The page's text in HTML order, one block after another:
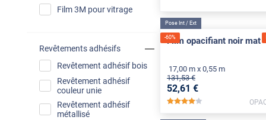
Film 3M pour vitrage
Revêtements adhésifs
Revêtement adhésif bois
Revêtement adhésif
couleur unie
Revêtement adhésif
métallisé
-60%
Pose Int / Ext
Film opacifiant noir mat
17,00 m x 0,55 m
131,53 €
52,61 €
*****